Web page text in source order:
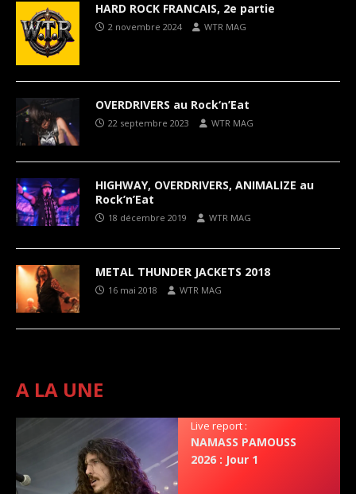
HARD ROCK FRANCAIS, 2e partie
2 novembre 2024 WTR MAG
OVERDRIVERS au Rock‘n’Eat
22 septembre 2023 WTR MAG
HIGHWAY, OVERDRIVERS, ANIMALIZE au
Rock’n’Eat
18 décembre 2019 WTR MAG
METAL THUNDER JACKETS 2018
16 mai 2018 WTR MAG
A LA UNE
Live report :
NAMASS PAMOUSS
2026 : Jour 1